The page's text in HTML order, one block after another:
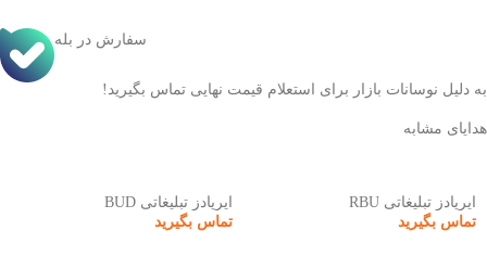
سفارش در بله
به دلیل نوسانات بازار برای استعلام قیمت نهایی تماس بگیرید!
هدایای مشابه
ایرپادز تبلیغاتی RBU
تماس بگیرید
ایرپادز تبلیغاتی BUD
تماس بگیرید